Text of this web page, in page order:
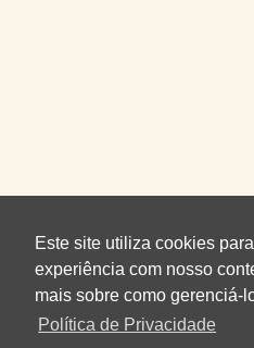
Este site utiliza cookies
experiência com nosso
mais sobre como gerenciá-
Política de Privacidade